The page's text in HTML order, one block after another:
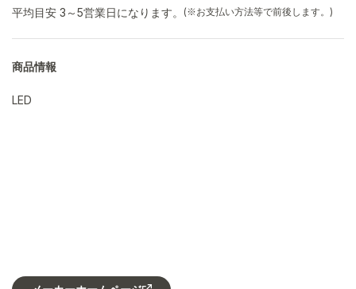
平均目安 3～5営業日になります。
(※お支払い方法等で前後します。)
商品情報
LED